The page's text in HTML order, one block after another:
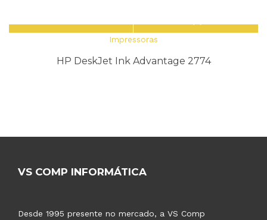
Impressoras
HP DeskJet Ink Advantage 2774
VS COMP INFORMÁTICA
Desde 1995 presente no mercado, a VS Comp